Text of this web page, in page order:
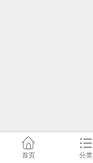
首页 分类